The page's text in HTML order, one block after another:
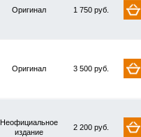
Оригинал 1 750 руб.
Оригинал 3 500 руб.
Неофициальное
издание
2 200 руб.